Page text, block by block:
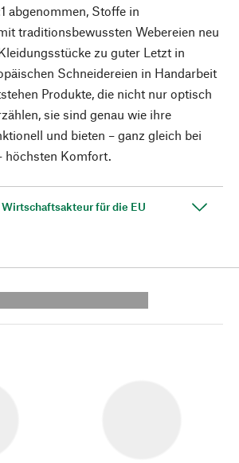
abgenommen, Stoffe in
traditionsbewussten Webereien neu
zu guter Letzt in
Schneidereien in Handarbeit
Produkte, die nicht nur optisch
sie sind genau wie ihre
und bieten – ganz gleich bei
höchsten Komfort.
für die EU